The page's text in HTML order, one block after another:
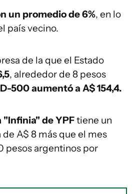
un promedio de 6%, en lo
país vecino.
de la que el Estado
, alrededor de 8 pesos
500 aumentó a A$ 154,4.
"Infinia" de YPFtiene un
A$ 8 más que el mes
pesos argentinos por